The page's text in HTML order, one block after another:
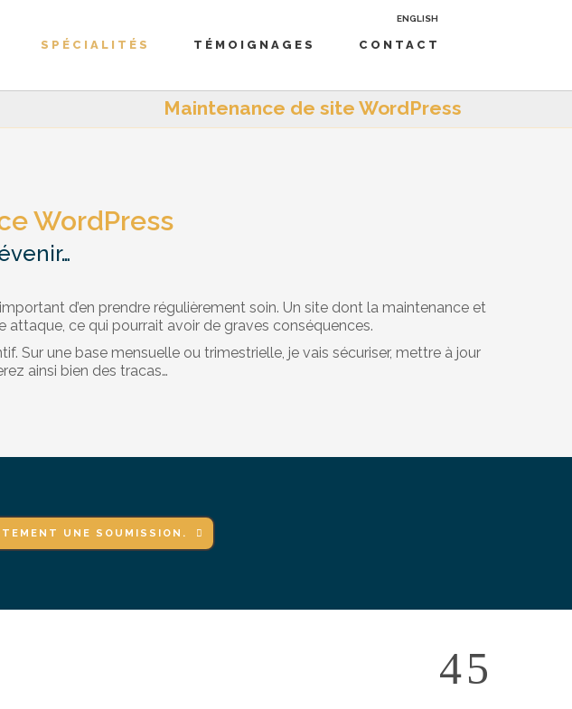
SPÉCIALITÉS TÉMOIGNAGES CONTACT
ENGLISH
Maintenance de site WordPress
WordPress
d’en prendre régulièrement soin. Un site dont la maintenance et
attaque, ce qui pourrait avoir de graves conséquences.
Sur une base mensuelle ou trimestrielle, je vais sécuriser, mettre à jour
ainsi bien des tracas…
UNE SOUMISSION.